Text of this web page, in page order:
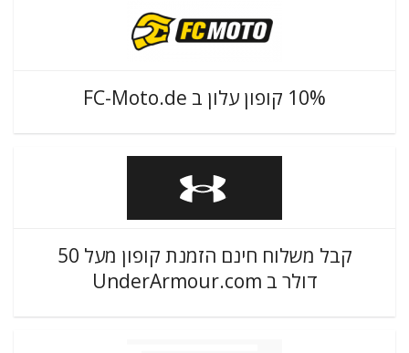
10% קופון עלון ב FC-Moto.de
קבל משלוח חינם הזמנת קופון מעל 50
דולר ב UnderArmour.com